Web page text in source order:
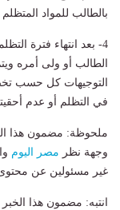
بالطالب للمواد
4- بعد انتهاء فترة
الطالب أو ولى أمره
التوجيهات كل حسب
في التظلم أو عدم
ملحوظة: مضمون هذا
وجهة نظر مصر اليوم
غير مسئولين عن
انتبه: مضمون هذا